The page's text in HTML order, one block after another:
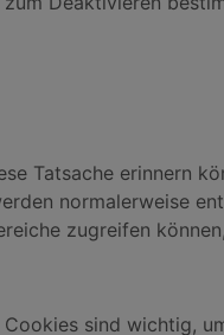
Tatsache erinnern
normalerweise
zugreifen
sind wichtig,